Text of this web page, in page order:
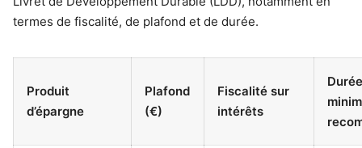
termes de fiscalité, de plafond et de durée.
Produit
d’épargne
Plafond
(€)
Fiscalité sur
intérêts
Durée